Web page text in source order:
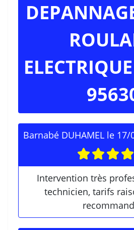
Barnabé DUHAMEL le 17/
Intervention très
technicien, tarifs